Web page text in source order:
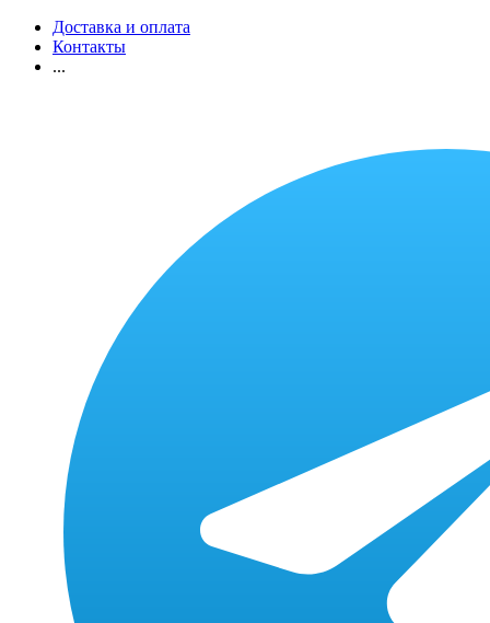
Доставка и оплата
Контакты
...